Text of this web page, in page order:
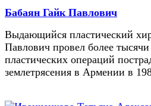
Бабаян Гайк Павлович
Выдающийся пластический
Павлович провел более
пластических операций
землетрясения в Армении в